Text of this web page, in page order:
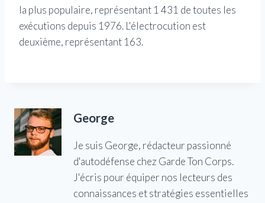
la plus populaire, représentant 1 431 de toutes les
exécutions depuis 1976. L'électrocution est
deuxième, représentant 163.
George
Je suis George, rédacteur passionné
d'autodéfense chez Garde Ton Corps.
J'écris pour équiper nos lecteurs des
connaissances et stratégies essentielles